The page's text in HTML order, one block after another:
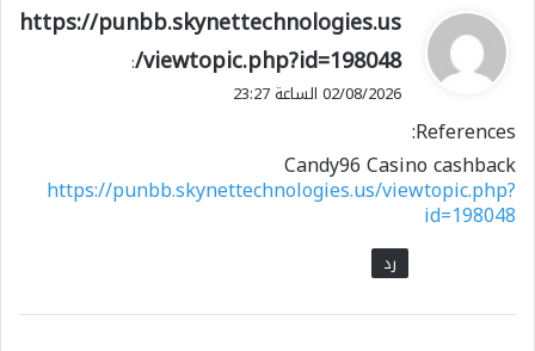
ي
ق
و
ل
https://punbb.skynettechnologies.us
/viewtopic.php?id=198048
:
02/08/2026 الساعة 23:27
References:
Candy96 Casino cashback
https://punbb.skynettechnologies.us/viewtopic.php?
id=198048
رد